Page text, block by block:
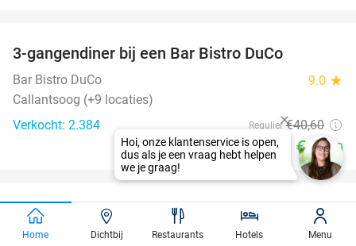
3-gangendiner bij een Bar Bistro DuCo
Bar Bistro DuCo 9.0 star
Callantsoog (+9 locaties)
Verkocht: 2.384
Regulier €40,60
€22,50
31%
favorite_border
Entree Klimbos Overijssel
Klimbos Overijssel 9.8star
Home Dichtbij Restaurants Hotels Menu
Hoi, onze klantenservice is open,
dus als je een vraag hebt helpen
we je graag!